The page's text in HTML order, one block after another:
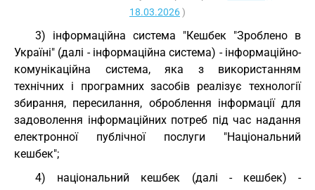
18.03.2026)
3) інформаційна система "Кешбек "Зроблено в
Україні" (далі - інформаційна система) - інформаційно-
комунікаційна система, яка з використанням
технічних і програмних засобів реалізує технології
збирання, пересилання, оброблення інформації для
задоволення інформаційних потреб під час надання
електронної публічної послуги "Національний
кешбек";
4) національний кешбек (далі - кешбек) -